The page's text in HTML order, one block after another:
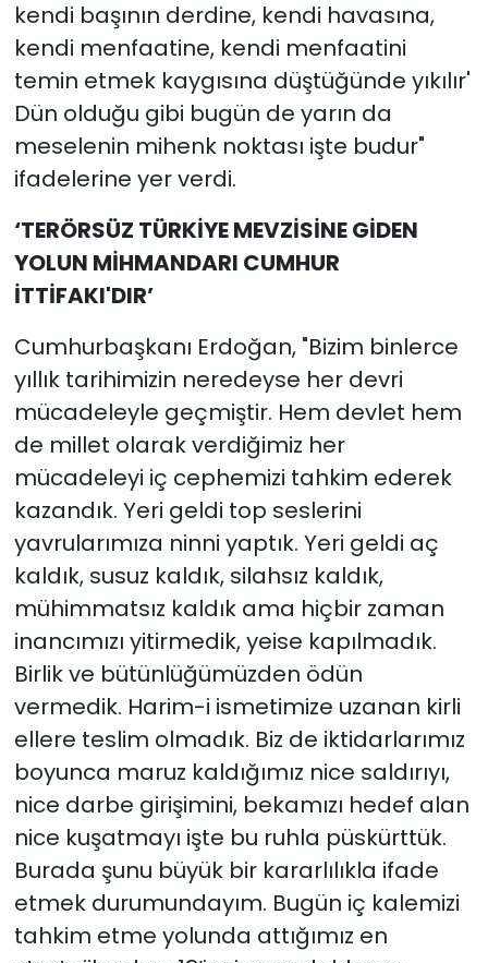
kendi başının derdine, kendi havasına,
kendi menfaatine, kendi menfaatini
temin etmek kaygısına düştüğünde yıkılır'
Dün olduğu gibi bugün de yarın da
meselenin mihenk noktası işte budur"
ifadelerine yer verdi.
‘TERÖRSÜZ TÜRKİYE MEVZİSİNE GİDEN
YOLUN MİHMANDARI CUMHUR
İTTİFAKI'DIR’
Cumhurbaşkanı Erdoğan, "Bizim binlerce
yıllık tarihimizin neredeyse her devri
mücadeleyle geçmiştir. Hem devlet hem
de millet olarak verdiğimiz her
mücadeleyi iç cephemizi tahkim ederek
kazandık. Yeri geldi top seslerini
yavrularımıza ninni yaptık. Yeri geldi aç
kaldık, susuz kaldık, silahsız kaldık,
mühimmatsız kaldık ama hiçbir zaman
inancımızı yitirmedik, yeise kapılmadık.
Birlik ve bütünlüğümüzden ödün
vermedik. Harim-i ismetimize uzanan kirli
ellere teslim olmadık. Biz de iktidarlarımız
boyunca maruz kaldığımız nice saldırıyı,
nice darbe girişimini, bekamızı hedef alan
nice kuşatmayı işte bu ruhla püskürttük.
Burada şunu büyük bir kararlılıkla ifade
etmek durumundayım. Bugün iç kalemizi
tahkim etme yolunda attığımız en